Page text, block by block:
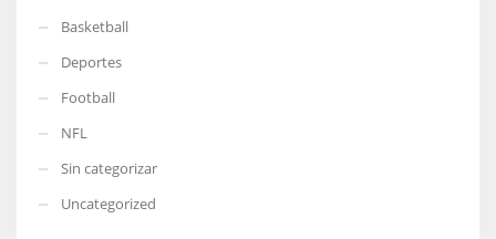
Basketball
Deportes
Football
NFL
Sin categorizar
Uncategorized